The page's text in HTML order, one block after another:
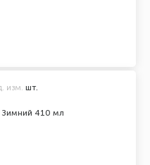
Зимний 410 мл
изм. шт.